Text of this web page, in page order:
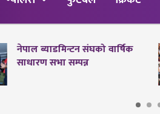
नेपाल ब्याडमिन्टन संघको वार्षिक
साधारण सभा सम्पन्न